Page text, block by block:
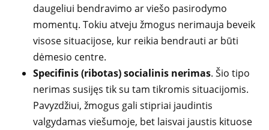
daugeliui bendravimo ar viešo pasirodymo
momentų. Tokiu atveju žmogus nerimauja beveik
visose situacijose, kur reikia bendrauti ar būti
dėmesio centre.
Specifinis (ribotas) socialinis nerimas. Šio tipo
nerimas susijęs tik su tam tikromis situacijomis.
Pavyzdžiui, žmogus gali stipriai jaudintis
valgydamas viešumoje, bet laisvai jaustis kituose